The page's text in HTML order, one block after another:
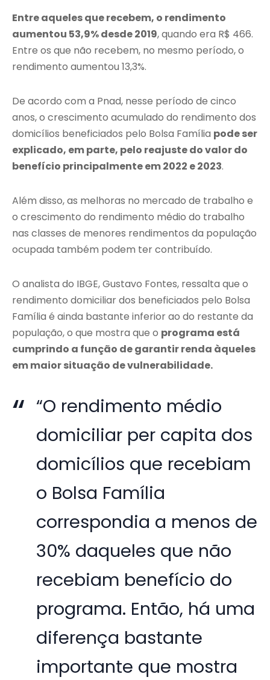
Entre aqueles que recebem, o rendimento
aumentou 53,9% desde 2019, quando era R$ 466.
Entre os que não recebem, no mesmo período, o
rendimento aumentou 13,3%.
De acordo com a Pnad, nesse período de cinco
anos, o crescimento acumulado do rendimento dos
domicílios beneficiados pelo Bolsa Família pode ser
explicado, em parte, pelo reajuste do valor do
benefício principalmente em 2022 e 2023.
Além disso, as melhoras no mercado de trabalho e
o crescimento do rendimento médio do trabalho
nas classes de menores rendimentos da população
ocupada também podem ter contribuído.
O analista do IBGE, Gustavo Fontes, ressalta que o
rendimento domiciliar dos beneficiados pelo Bolsa
Família é ainda bastante inferior ao do restante da
população, o que mostra que o programa está
cumprindo a função de garantir renda àqueles
em maior situação de vulnerabilidade.
“O rendimento médio
domiciliar per capita dos
domicílios que recebiam
o Bolsa Família
correspondia a menos de
30% daqueles que não
recebiam benefício do
programa. Então, há uma
diferença bastante
importante que mostra